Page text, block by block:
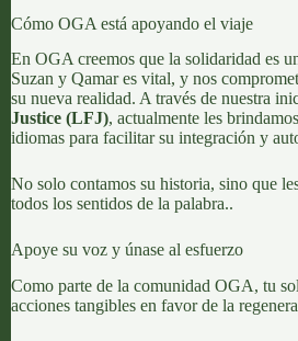
Cómo OGA está apoyando el viaje
En OGA creemos que la solidaridad es
Suzan y Qamar es vital, y nos
su nueva realidad. A través de nuestra
Justice (LFJ), actualmente les
idiomas para facilitar su integración y
No solo contamos su historia, sino que
todos los sentidos de la palabra..
Apoye su voz y únase al esfuerzo
Como parte de la comunidad OGA, tu
acciones tangibles en favor de la